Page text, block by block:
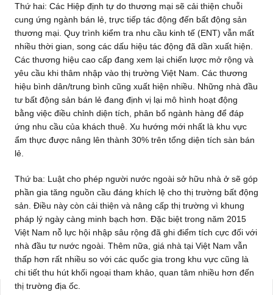
Thứ hai: Các Hiệp định tự do thương mại sẽ cải thiện chuỗi
cung ứng ngành bán lẻ, trực tiếp tác động đến bất động sản
thương mại. Quy trình kiểm tra nhu cầu kinh tế (ENT) vẫn mất
nhiều thời gian, song các dấu hiệu tác động đã dần xuất hiện.
Các thương hiệu cao cấp đang xem lại chiến lược mở rộng và
yêu cầu khi thâm nhập vào thị trường Việt Nam. Các thương
hiệu bình dân/trung bình cũng xuất hiện nhiều. Những nhà đầu
tư bất động sản bán lẻ đang định vị lại mô hình hoạt động
bằng việc điều chỉnh diện tích, phân bổ ngành hàng để đáp
ứng nhu cầu của khách thuê. Xu hướng mới nhất là khu vực
ẩm thực được nâng lên thành 30% trên tổng diện tích sàn bán
lẻ.
Thứ ba: Luật cho phép người nước ngoài sở hữu nhà ở sẽ góp
phần gia tăng nguồn cầu đáng khích lệ cho thị trường bất động
sản. Điều này còn cải thiện và nâng cấp thị trường vì khung
pháp lý ngày càng minh bạch hơn. Đặc biệt trong năm 2015
Việt Nam nỗ lực hội nhập sâu rộng đã ghi điểm tích cực đối với
nhà đầu tư nước ngoài. Thêm nữa, giá nhà tại Việt Nam vẫn
thấp hơn rất nhiều so với các quốc gia trong khu vực cũng là
chi tiết thu hút khối ngoại tham khảo, quan tâm nhiều hơn đến
thị trường địa ốc.